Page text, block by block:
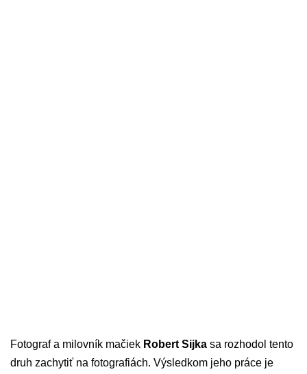
Fotograf a milovník mačiek Robert Sijka sa rozhodol tento
druh zachytiť na fotografiách. Výsledkom jeho práce je